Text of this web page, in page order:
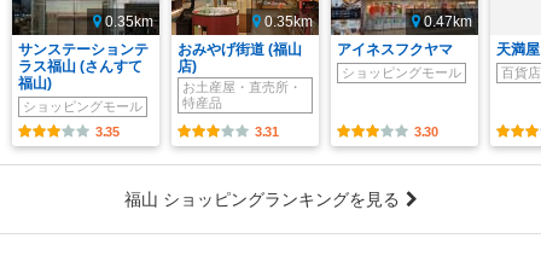
0.35km
サンステーションテ
ラス福山 (さんすて
福山)
ショッピングモール
3.35
0.35km
おみやげ街道 (福山
店)
お土産屋・直売所・
特産品
3.31
0.47km
アイネスフクヤマ
ショッピングモール
3.30
天満
百貨
福山 ショッピングランキングを見る